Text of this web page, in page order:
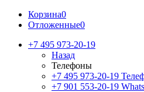
Корзина0
Отложенные0
+7 495 973-20-19
Назад
Телефоны
+7 495 973-20-19
+7 901 553-20-19